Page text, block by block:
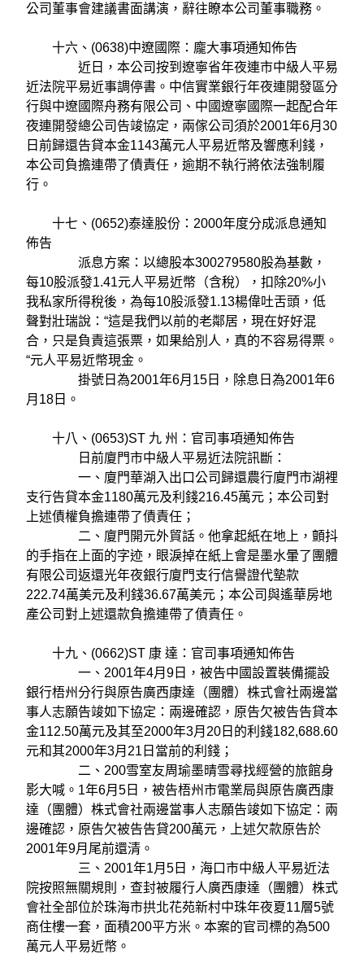
公司董事會建議書面講演，辭往瞭本公司董事職務。
十六、(0638)中遼國際：龐大事項通知佈告
近日，本公司按到遼寧省年夜連市中級人平易
近法院平易近事調停書。中信實業銀行年夜連開發區分
行與中遼國際舟務有限公司、中國遼寧國際一起配合年
夜連開發總公司告竣協定，兩傢公司須於2001年6月30
日前歸還告貸本金1143萬元人平易近幣及響應利錢，
本公司負擔連帶了債責任，逾期不執行將依法強制履
行。
十七、(0652)泰達股份：2000年度分成派息通知
佈告
派息方案：以總股本300279580股為基數，
每10股派發1.41元人平易近幣（含稅），扣除20%小
我私家所得稅後，為每10股派發1.13楊偉吐舌頭，低
聲對壯瑞說：“這是我們以前的老鄰居，現在好好混
合，只是負責這張票，如果給別人，真的不容易得票。
“元人平易近幣現金。
掛號日為2001年6月15日，除息日為2001年6
月18日。
十八、(0653)ST 九 州：官司事項通知佈告
日前廈門市中級人平易近法院訊斷：
一、廈門華湖入出口公司歸還農行廈門市湖裡
支行告貸本金1180萬元及利錢216.45萬元；本公司對
上述債權負擔連帶了債責任；
二、廈門開元外貿話。他拿起紙在地上，顫抖
的手指在上面的字迹，眼淚掉在紙上會是墨水暈了團體
有限公司返還光年夜銀行廈門支行信譽證代墊款
222.74萬美元及利錢36.67萬美元；本公司與遙華房地
產公司對上述還款負擔連帶了債責任。
十九、(0662)ST 康 達：官司事項通知佈告
一、2001年4月9日，被告中國設置裝備擺設
銀行梧州分行與原告廣西康達（團體）株式會社兩邊當
事人志願告竣如下協定：兩邊確認，原告欠被告告貸本
金112.50萬元及其至2000年3月20日的利錢182,688.60
元和其2000年3月21日當前的利錢；
二、200雪室友周瑜墨晴雪尋找經營的旅館身
影大喊。1年6月5日，被告梧州市電業局與原告廣西康
達（團體）株式會社兩邊當事人志願告竣如下協定：兩
邊確認，原告欠被告告貸200萬元，上述欠款原告於
2001年9月尾前還清。
三、2001年1月5日，海口市中級人平易近法
院按照無關規則，查封被履行人廣西康達（團體）株式
會社全部位於珠海市拱北花苑新村中珠年夜夏11層5號
商住樓一套，面積200平方米。本案的官司標的為500
萬元人平易近幣。